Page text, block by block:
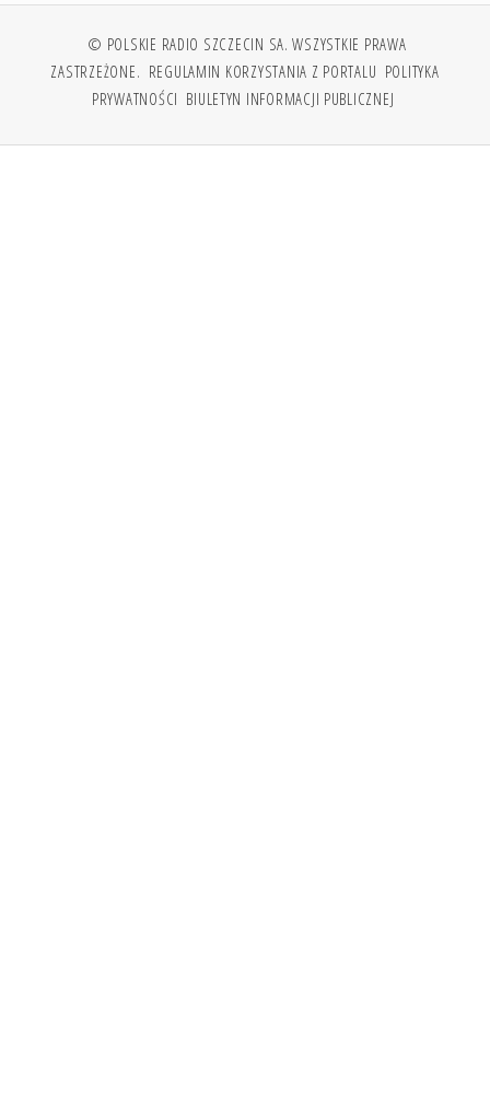
© POLSKIE RADIO SZCZECIN SA. WSZYSTKIE PRAWA
ZASTRZEŻONE. REGULAMIN KORZYSTANIA Z PORTALU POLITYKA
PRYWATNOŚCI BIULETYN INFORMACJI PUBLICZNEJ